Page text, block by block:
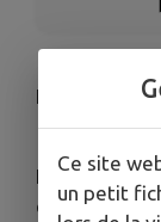
La
La
était gérée
Ce site
un petit